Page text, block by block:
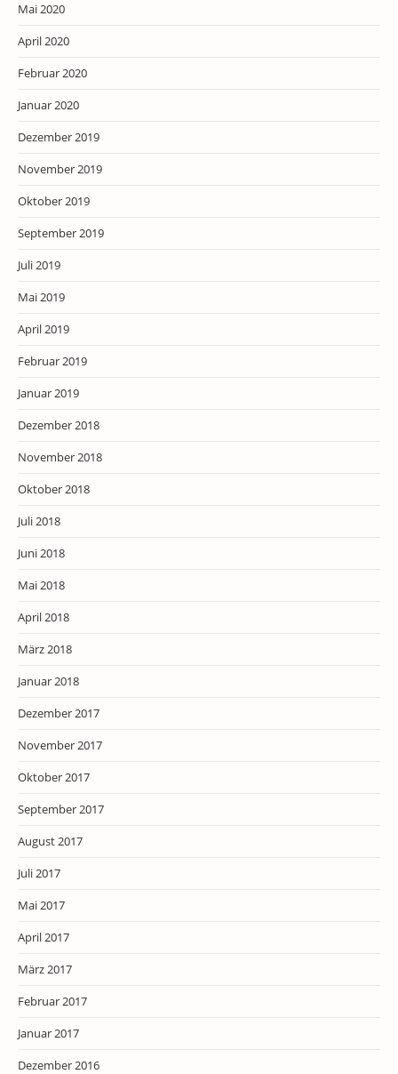
Mai 2020
April 2020
Februar 2020
Januar 2020
Dezember 2019
November 2019
Oktober 2019
September 2019
Juli 2019
Mai 2019
April 2019
Februar 2019
Januar 2019
Dezember 2018
November 2018
Oktober 2018
Juli 2018
Juni 2018
Mai 2018
April 2018
März 2018
Januar 2018
Dezember 2017
November 2017
Oktober 2017
September 2017
August 2017
Juli 2017
Mai 2017
April 2017
März 2017
Februar 2017
Januar 2017
Dezember 2016